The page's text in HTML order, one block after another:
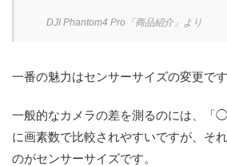
DJI Phantom4 Pro「商品紹介」より
一番の魅力はセンサーサイズの変更です
一般的なカメラの差を測るのには、「
に画素数で比較されやすいですが、そ
のがセンサーサイズです。